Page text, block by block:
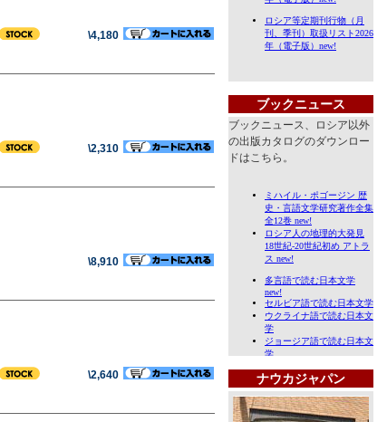
\4,180
\2,310
\8,910
\2,640
ブックニュース
ブックニュース、ロシア以外
の出版カタログのダウンロー
ドはこちら。
ナウカジャパン